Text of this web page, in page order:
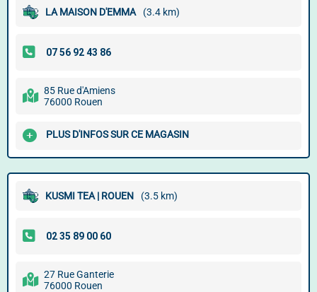
LA MAISON D'EMMA (3.4 km)
85 Rue d'Amiens
76000 Rouen
PLUS D'INFOS SUR CE MAGASIN
KUSMI TEA | ROUEN (3.5 km)
27 Rue Ganterie
76000 Rouen